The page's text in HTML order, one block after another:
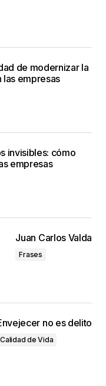
de modernizar la
las empresas
invisibles: cómo
empresas
Juan Carlos Valda
Frases
no es delito
Calidad de Vida